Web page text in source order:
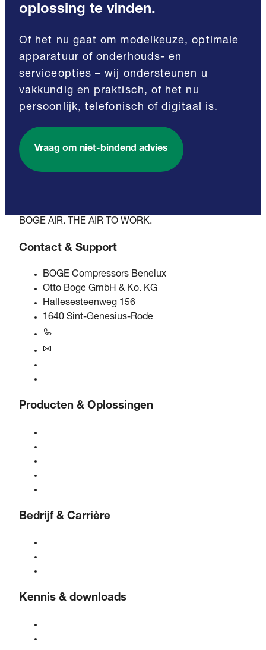
oplossing te vinden.
Of het nu gaat om modelkeuze, optimale
apparatuur of onderhouds- en
serviceopties – wij ondersteunen u
vakkundig en praktisch, of het nu
persoonlijk, telefonisch of digitaal is.
Vraag om niet-bindend advies
BOGE AIR. THE AIR TO WORK.
Contact & Support
BOGE Compressors Benelux
Otto Boge GmbH & Ko. KG
Hallesesteenweg 156
1640 Sint-Genesius-Rode
Producten & Oplossingen
Bedrijf & Carrière
Kennis & downloads